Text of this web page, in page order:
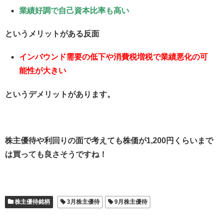
業績好調で自己資本比率も高い
というメリットがある反面
インバウンド需要の低下や消費税増税で業績悪化の可
能性が大きい
というデメリットがあります。
株主優待や利回りの面で考えても株価が1,200円くらいまで
は買っても良さそうですね！
株主優待銘柄 3月株主優待 9月株主優待